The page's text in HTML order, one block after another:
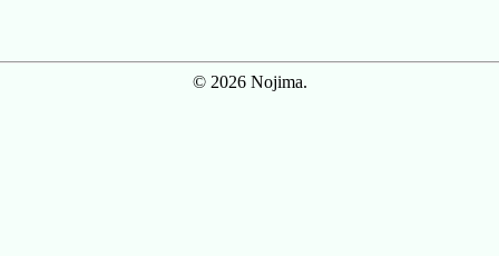
© 2026 Nojima.